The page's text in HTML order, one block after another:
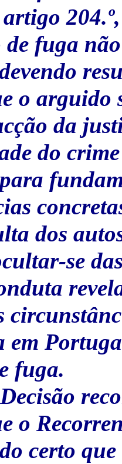
fuga
o arguido
da
do
dos
se
em
fuga.
o
certo